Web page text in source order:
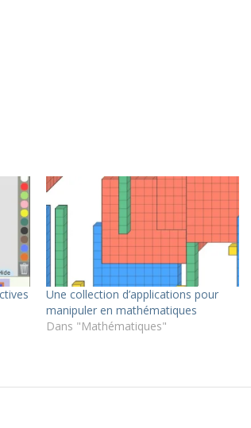
Une collection d’applications pour
manipuler en mathématiques
Dans "Mathématiques"